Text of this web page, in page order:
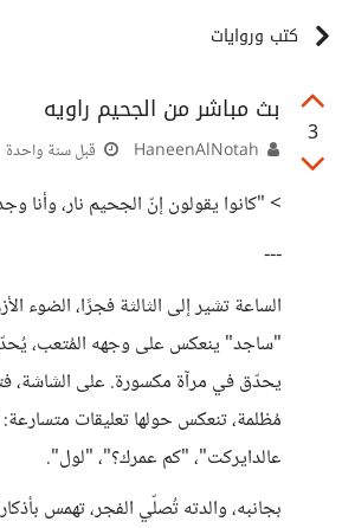
كتب وروايات
3
بث مباشر من الجحيم راويه
قبل سنة واحدة
> "كانوا يقولون إنّ الجحيم نار، وأنا
---
الساعة تشير إلى الثالثة فجرًا، الضوء
"ساجد" ينعكس على وجهه المُتعب،
يحدّق في مرآة مكسورة. على الشاشة،
مُظلمة، تنعكس حولها تعليقات
عالدايركت"، "كم عمرك؟"، "لول".
بجانبه، والدته تُصلّي الفجر، تهمس